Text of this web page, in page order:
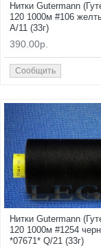
Нитки Gutermann
120 1000м #106
A/11 (33г)
390.00р.
Сообщить
Нитки Gutermann
120 1000м #1254
*07671* Q/21 (33г)